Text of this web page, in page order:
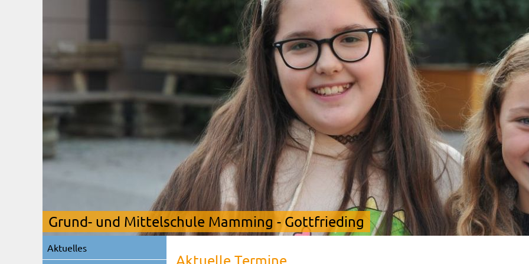
Grund- und Mittelschule Mamming - Gottfrieding
Aktuelle Termine
Navigation
überspringen
Aktuelles